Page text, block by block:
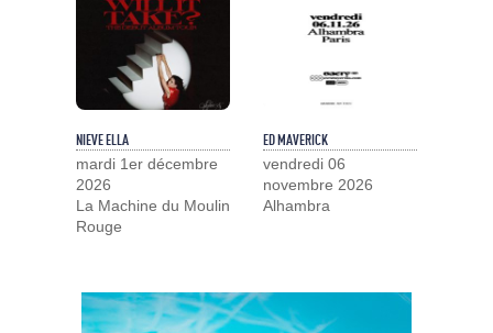
NIEVE ELLA
mardi 1er décembre
2026
La Machine du Moulin
Rouge
ED MAVERICK
vendredi 06
novembre 2026
Alhambra